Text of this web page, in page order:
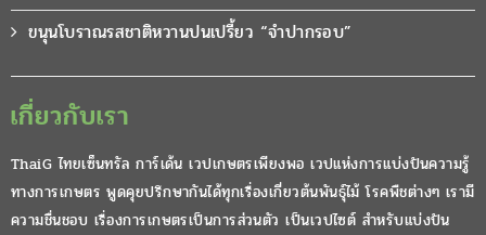
ขนุนโบราณรสชาติหวานปนเปรี้ยว “จำปากรอบ”
เกี่ยวกับเรา
ThaiG ไทยเซ็นทรัล การ์เด้น เวปเกษตรเพียงพอ เวปแห่งการแบ่งปันความรู้
ทางการเกษตร พูดคุยปรึกษากันได้ทุกเรื่องเกี่ยวต้นพันธุ์ไม้ โรคพืชต่างๆ เรามี
ความชื่นชอบ เรื่องการเกษตรเป็นการส่วนตัว เป็นเวปไซต์ สำหรับแบ่งปัน